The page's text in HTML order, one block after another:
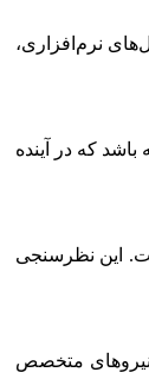
نرم‌افزاری،
که در آینده
۷۶ درصد در سال جاری افزایش یافته است. این نظرسنجی
متخصص